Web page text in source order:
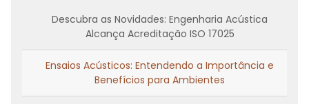
Descubra as Novidades: Engenharia Acústica
Alcança Acreditação ISO 17025
Ensaios Acústicos: Entendendo a Importância e
Benefícios para Ambientes